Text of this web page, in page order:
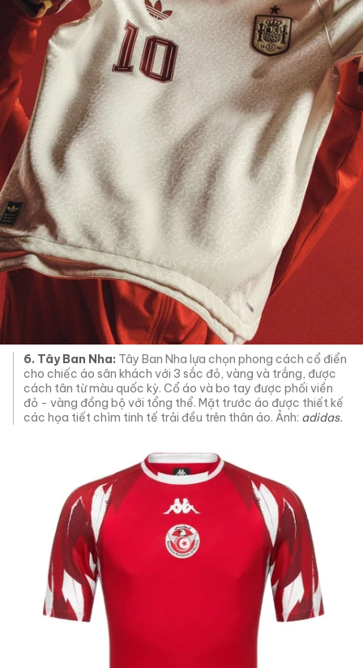
6. Tây Ban Nha: Tây Ban Nha lựa chọn phong cách cổ điển
cho chiếc áo sân khách với 3 sắc đỏ, vàng và trắng, được
cách tân từ màu quốc kỳ. Cổ áo và bo tay được phối viền
đỏ - vàng đồng bộ với tổng thể. Mặt trước áo được thiết kế
các họa tiết chìm tinh tế trải đều trên thân áo. Ảnh: adidas.